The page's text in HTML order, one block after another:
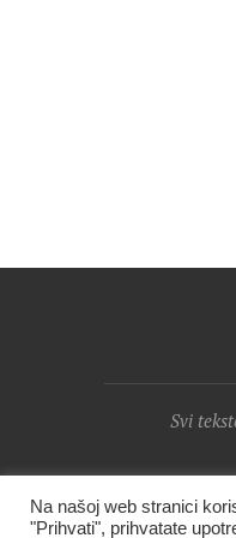
Svi
Na našoj web stranici
"Prihvati", prihvatate